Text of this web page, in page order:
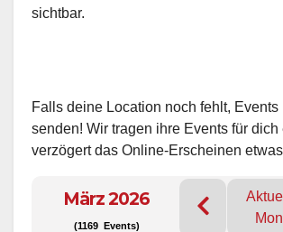
sichtbar.
Falls deine Location noch fehlt, Events
senden! Wir tragen ihre Events für dich
verzögert das Online-Erscheinen
März 2026
(1169 Events)